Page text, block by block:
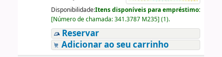
Disponibilidade:Itens disponíveis para empréstimo:
[Número de chamada:341.3787 M235] (1).
Reservar
Adicionar ao seu carrinho